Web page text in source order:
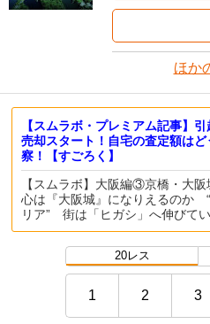
ほか
【スムラボ・プレミアム記事】
売却スタート！自宅の査定額は
察！【すごろく】
【スムラボ】大阪編③京橋・大
心は『大阪城』になりえるのか
リア” 街は「ヒガシ」へ伸びてい
20レス
1 2 3